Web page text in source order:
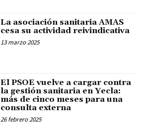
La asociación sanitaria AMAS
cesa su actividad reivindicativa
13 marzo 2025
El PSOE vuelve a cargar contra
la gestión sanitaria en Yecla:
más de cinco meses para una
consulta externa
26 febrero 2025